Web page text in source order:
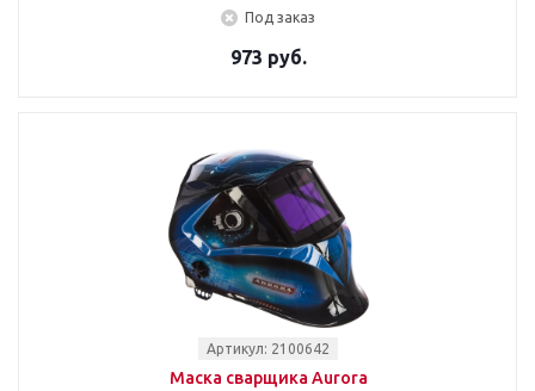
Под заказ
973 руб.
Артикул: 2100642
Маска сварщика Aurora